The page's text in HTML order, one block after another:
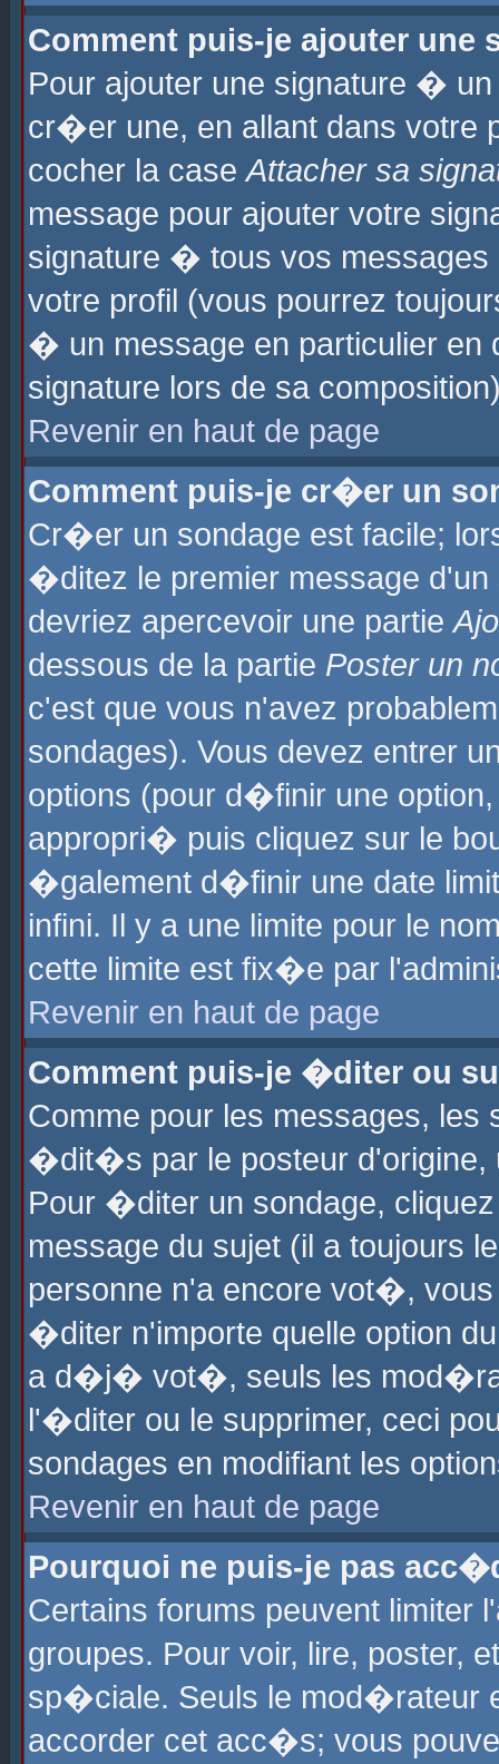
Comment puis-je ajouter une
Pour ajouter une signature �
cr�er une, en allant dans
cocher la caseAttacher sa
message pour ajouter votre
signature � tous vos
votre profil (vous pourrez
� un message en particulier
signature lors de sa
Revenir en haut de page
Comment puis-je cr�er un
Cr�er un sondage est facile;
�ditez le premier message
devriez apercevoir une partie
dessous de la partie Poster un
c'est que vous n'avez
sondages). Vous devez entrer
options (pour d�finir une
appropri� puis cliquez sur le
�galement d�finir une date
infini. Il y a une limite pour le
cette limite est fix�e par
Revenir en haut de page
Comment puis-je �diter ou
Comme pour les messages,
�dit�s par le posteur d'origine,
Pour �diter un sondage,
message du sujet (il a toujours
personne n'a encore vot�,
�diter n'importe quelle option
a d�j� vot�, seuls les
l'�diter ou le supprimer, ceci
sondages en modifiant les
Revenir en haut de page
Pourquoi ne puis-je pas
Certains forums peuvent
groupes. Pour voir, lire, poster,
sp�ciale. Seuls le mod�rateur
accorder cet acc�s; vous